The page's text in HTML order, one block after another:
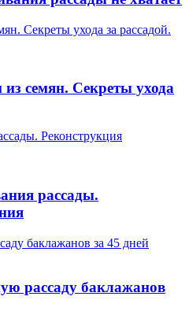
Секреты ухода за рассадой.
семян. Секреты ухода
Реконструкция
рассады.
баклажанов за 45 дней
рассаду баклажанов